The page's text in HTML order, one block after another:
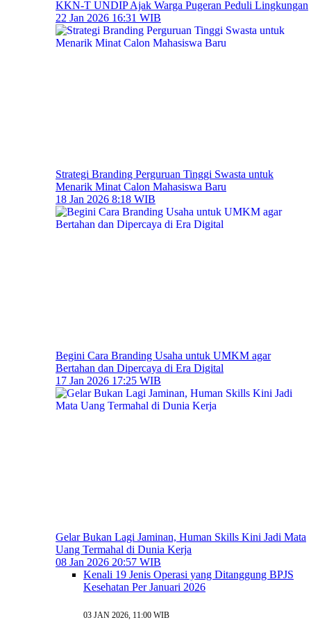
KKN-T UNDIP Ajak Warga Pugeran Peduli Lingkungan
22 Jan 2026 16:31 WIB
Strategi Branding Perguruan Tinggi Swasta untuk
Menarik Minat Calon Mahasiswa Baru
18 Jan 2026 8:18 WIB
Begini Cara Branding Usaha untuk UMKM agar
Bertahan dan Dipercaya di Era Digital
17 Jan 2026 17:25 WIB
Gelar Bukan Lagi Jaminan, Human Skills Kini Jadi Mata
Uang Termahal di Dunia Kerja
08 Jan 2026 20:57 WIB
Kenali 19 Jenis Operasi yang Ditanggung BPJS
Kesehatan Per Januari 2026
03 JAN 2026, 11:00 WIB